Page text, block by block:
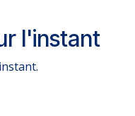
l'instant